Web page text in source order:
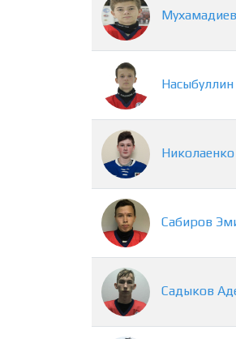
Мухамадиев
Насыбуллин
Николаенко
Сабиров
Садыков